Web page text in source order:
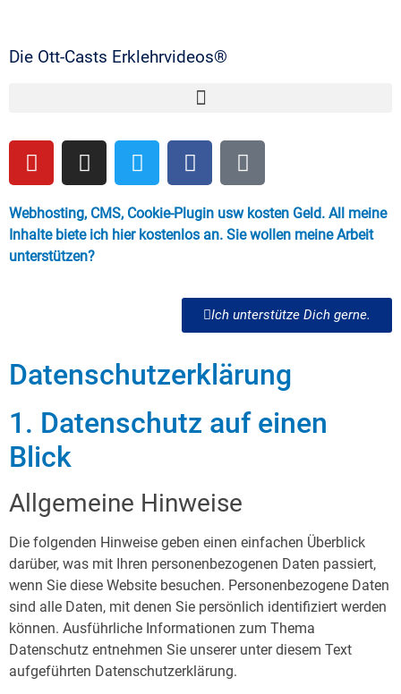
Die Ott-Casts Erklehrvideos®
Webhosting, CMS, Cookie-Plugin usw kosten Geld. All meine
Inhalte biete ich hier kostenlos an. Sie wollen meine Arbeit
unterstützen?
Ich unterstütze Dich gerne.
Datenschutzerklärung
1. Datenschutz auf einen
Blick
Allgemeine Hinweise
Die folgenden Hinweise geben einen einfachen Überblick
darüber, was mit Ihren personenbezogenen Daten passiert,
wenn Sie diese Website besuchen. Personenbezogene Daten
sind alle Daten, mit denen Sie persönlich identifiziert werden
können. Ausführliche Informationen zum Thema
Datenschutz entnehmen Sie unserer unter diesem Text
aufgeführten Datenschutzerklärung.